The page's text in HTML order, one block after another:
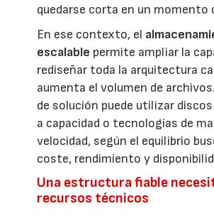
quedarse corta en un momento
En ese contexto, el
escalable permite ampliar la
rediseñar toda la arquitectura
aumenta el volumen de
de solución puede utilizar
a capacidad o tecnologías de
velocidad, según el equilibrio
coste, rendimiento y
Una estructura fiable
recursos técnicos